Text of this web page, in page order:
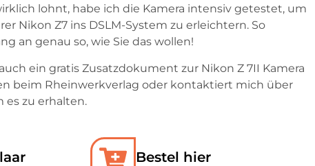
lohnt, habe ich die Kamera intensiv getestet, um
Nikon Z7 ins DSLM-System zu erleichtern. So
an genau so, wie Sie das wollen!
ein gratis Zusatzdokument zur Nikon Z 7II Kamera
beim Rheinwerkverlag oder kontaktiert mich über
zu erhalten.
Bestel hier